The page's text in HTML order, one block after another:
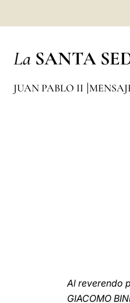
La SANTA
JUAN PABLO II
Al reverendo
GIACOMO